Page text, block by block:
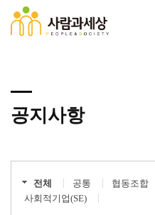
공지사항
전체 공통 협동조합
사회적기업(SE)